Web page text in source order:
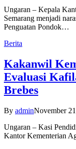
Ungaran – Kepala
Semarang menjadi
Penguatan Pondok…
Berita
Kakanwil
Evaluasi
Brebes
By adminNovember
Ungaran – Kasi
Kantor Kementerian